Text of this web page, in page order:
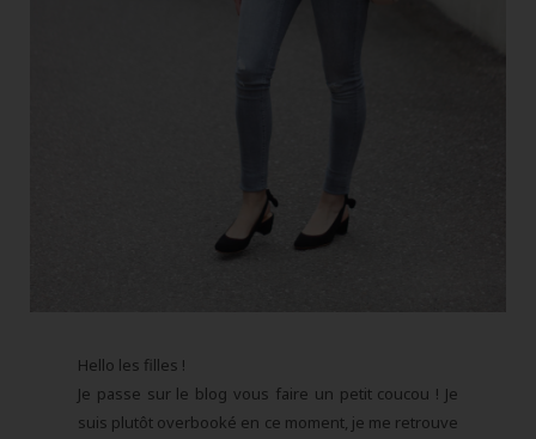
Hello les filles !
Je passe sur le blog vous faire un petit coucou ! Je
suis plutôt overbooké en ce moment, je me retrouve